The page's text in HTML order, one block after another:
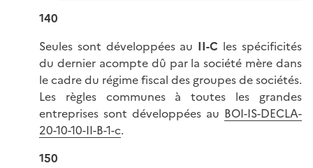
140
Seules sont développées au II-C les spécificités
du dernier acompte dû par la société mère dans
le cadre du régime fiscal des groupes de sociétés.
Les règles communes à toutes les grandes
entreprises sont développées au BOI-IS-DECLA-
20-10-10-II-B-1-c.
150